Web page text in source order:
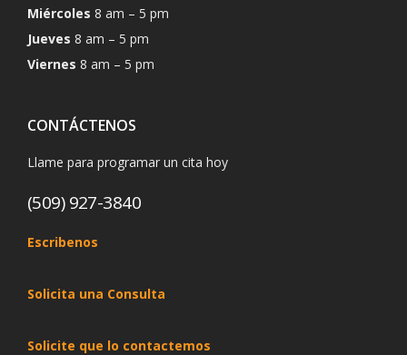
Miércoles 8 am – 5 pm
Jueves 8 am – 5 pm
Viernes 8 am – 5 pm
CONTÁCTENOS
Llame para programar un cita hoy
(509) 927-3840
Escribenos
Solicita una Consulta
Solicite que lo contactemos